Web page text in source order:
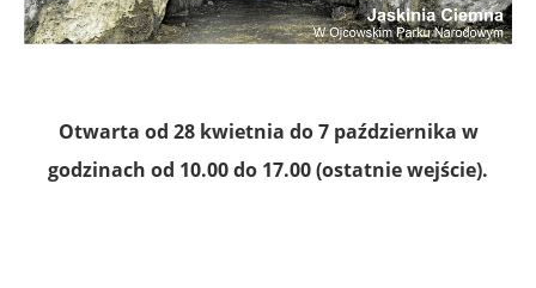
Otwarta od 28 kwietnia do 7 października w
godzinach od 10.00 do 17.00 (ostatnie wejście).